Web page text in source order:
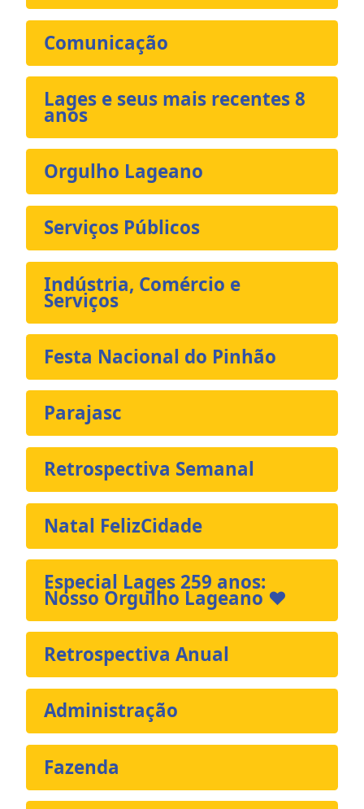
Comunicação
Lages e seus mais recentes 8
anos
Orgulho Lageano
Serviços Públicos
Indústria, Comércio e
Serviços
Festa Nacional do Pinhão
Parajasc
Retrospectiva Semanal
Natal FelizCidade
Especial Lages 259 anos:
Nosso Orgulho Lageano ❤️
Retrospectiva Anual
Administração
Fazenda